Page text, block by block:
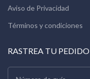
Aviso de Privacidad
Términos y condiciones
RASTREA TU PEDIDO